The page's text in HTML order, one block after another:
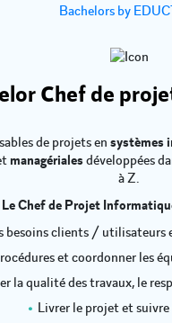
Bachelors by
Chef de
de projets en systèmes
managérialesdéveloppées
à Z.
Le Chef de Projet
besoins clients / utilisateurs
et coordonner les
la qualité des travaux, le
Livrer le projet et